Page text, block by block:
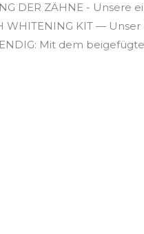
DER ZÄHNE -
WHITENING KIT —
Mit dem